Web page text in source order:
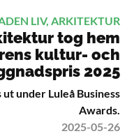
LIV, ARKITEKTUR
tog hem
kultur- och
2025
under Luleå Business
Awards.
2025-05-26